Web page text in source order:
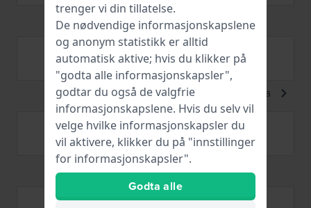
Skagen Swarovski
Swatch Swiss Military Hanowa
trenger vi din tillatelse.
De nødvendige informasjonskapslene
og anonym statistikk er alltid
automatisk aktive; hvis du klikker på
"godta alle informasjonskapsler",
godtar du også de valgfrie
informasjonskapslene. Hvis du selv vil
velge hvilke informasjonskapsler du
vil aktivere, klikker du på "innstillinger
for informasjonskapsler".
Godta alle